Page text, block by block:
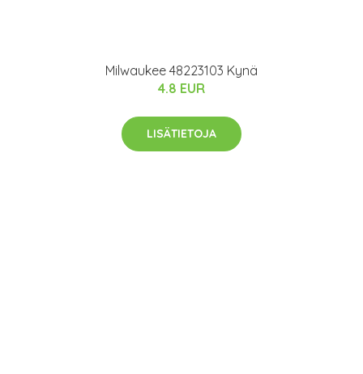
Milwaukee 48223103 Kynä
4.8 EUR
LISÄTIETOJA